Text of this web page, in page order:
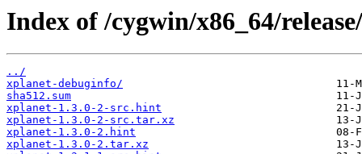
Index of /cygwin/x86_64/
../
xplanet-debuginfo/
sha512.sum
xplanet-1.3.0-2-src.hint
xplanet-1.3.0-2-src.tar.xz
xplanet-1.3.0-2.hint
xplanet-1.3.0-2.tar.xz